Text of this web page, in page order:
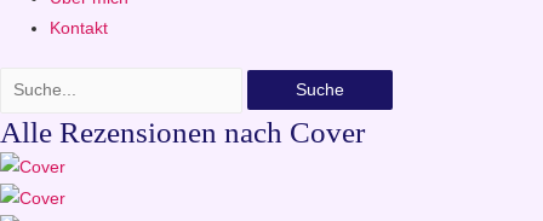
Kontakt
Suche
Alle Rezensionen nach Cover